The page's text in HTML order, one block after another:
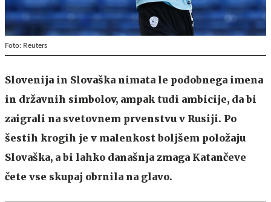
Foto: Reuters
Slovenija in Slovaška nimata le podobnega imena
in državnih simbolov, ampak tudi ambicije, da bi
zaigrali na svetovnem prvenstvu v Rusiji. Po
šestih krogih je v malenkost boljšem položaju
Slovaška, a bi lahko današnja zmaga Katančeve
čete vse skupaj obrnila na glavo.